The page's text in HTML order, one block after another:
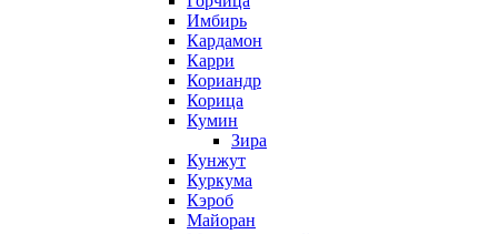
Имбирь
Кардамон
Карри
Кориандр
Корица
Кумин
Зира
Кунжут
Куркума
Кэроб
Майоран